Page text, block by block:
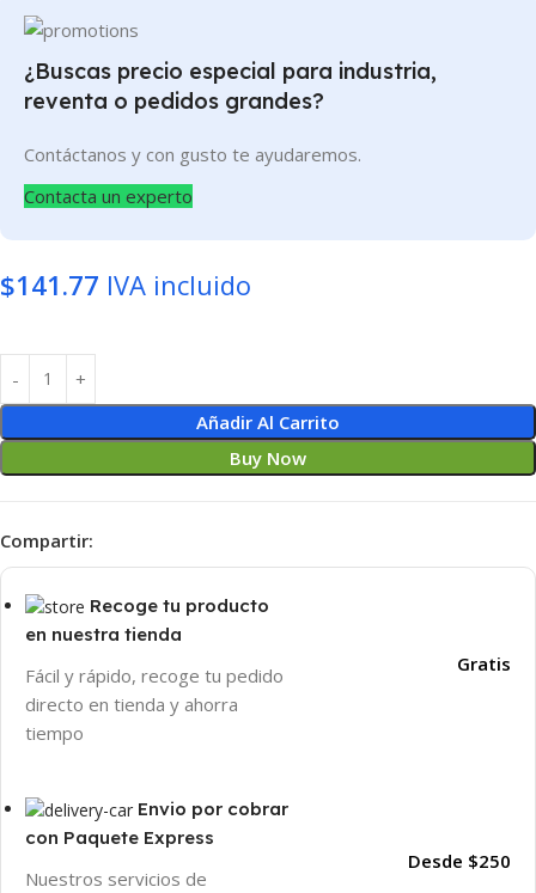
¿Buscas precio especial para industria,
reventa o pedidos grandes?
Contáctanos y con gusto te ayudaremos.
Contacta un experto
$141.77 IVA incluido
Añadir Al Carrito
Buy Now
Compartir:
Recoge tu producto
en nuestra tienda
Fácil y rápido, recoge tu pedido
directo en tienda y ahorra
tiempo
Gratis
Envio por cobrar
con Paquete Express
Nuestros servicios de
Desde $250